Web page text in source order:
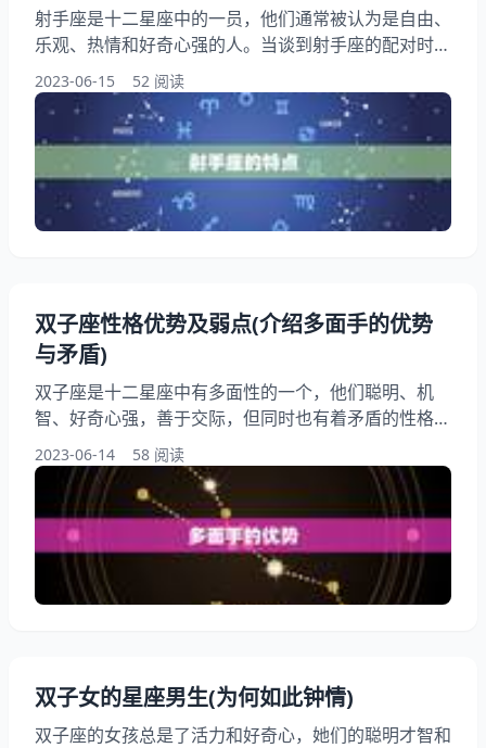
射手座是十二星座中的一员，他们通常被认为是自由、
乐观、热情和好奇心强的人。当谈到射手座的配对时，
很多人可能会感到困惑。在这篇中，我们将提示射手座
的正缘星座是什么，以及为什么这些星座是最适合射手
座的伴侣。 一、射手座的特点 射手座的人通常是自
由、乐观、热情和好奇心强的人。他们喜欢冒险和新事
物，对于未知的事物好奇心。射手座的人也很善于交
际，他们喜欢结交新朋友，享受社交活动。射手座的人
通常很直率
2023-06-15 52 阅读
双子座性格优势及弱点(介绍多面手的优势
与矛盾)
双子座是十二星座中有多面性的一个，他们聪明、机
智、好奇心强，善于交际，但同时也有着矛盾的性格特
点。我们将介绍双子座的性格优势和弱点，详细了解这
个星座的多面手特质。 一、多面手的优势 1.聪明机智
双子座的人天生聪明机智，善于和解决问题。他们有着
敏锐的观察力和分析，能够快速地理解和掌握新知识。
这种聪明机智的特质使得双子座的人在工作和生活中都
能够表现出色。 2.好奇心强 双子座的人好奇心强
2023-06-14 58 阅读
双子女的星座男生(为何如此钟情)
双子座的女孩总是了活力和好奇心，她们的聪明才智和